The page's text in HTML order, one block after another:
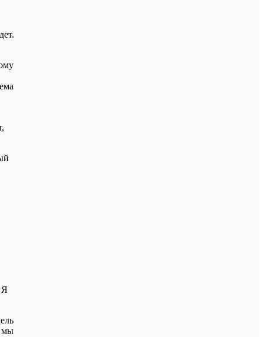
Я
мы